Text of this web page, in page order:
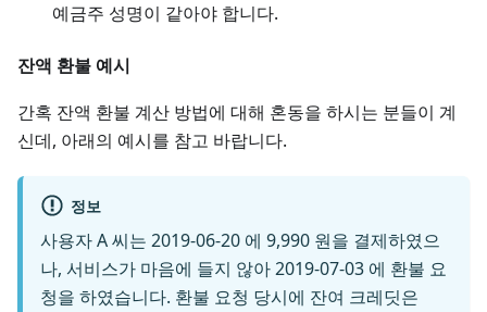
예금주 성명이 같아야 합니다.
잔액 환불 예시
간혹 잔액 환불 계산 방법에 대해 혼동을 하시는 분들이 계
신데, 아래의 예시를 참고 바랍니다.
정보
사용자 A 씨는 2019-06-20 에 9,990 원을 결제하였으
나, 서비스가 마음에 들지 않아 2019-07-03 에 환불 요
청을 하였습니다. 환불 요청 당시에 잔여 크레딧은